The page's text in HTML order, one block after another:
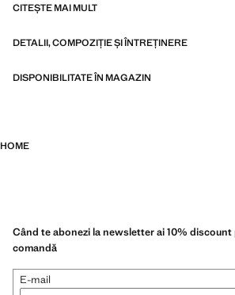
labdan. Etichetă lucrată manual din pastă de
CITEȘTE MAI MULT
DETALII, COMPOZIȚIE ȘI ÎNTREȚINERE
DISPONIBILITATE ÎN MAGAZIN
HOME
Când te abonezi la newsletter ai 10%
comandă
E-mail